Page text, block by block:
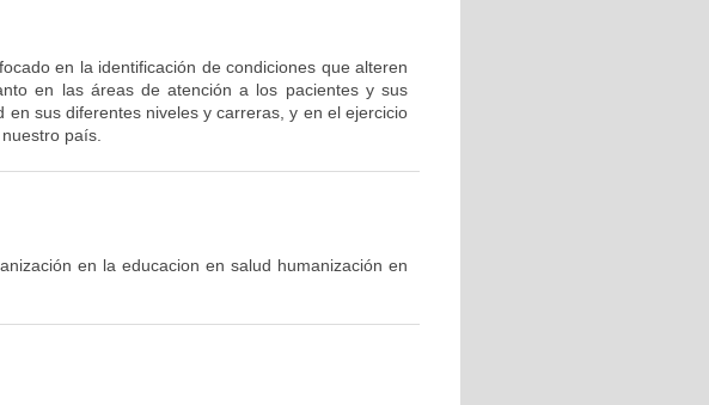
en la identificación de condiciones que alteren
en las áreas de atención a los pacientes y sus
sus diferentes niveles y carreras, y en el ejercicio
país.
en la educacion en salud humanización en